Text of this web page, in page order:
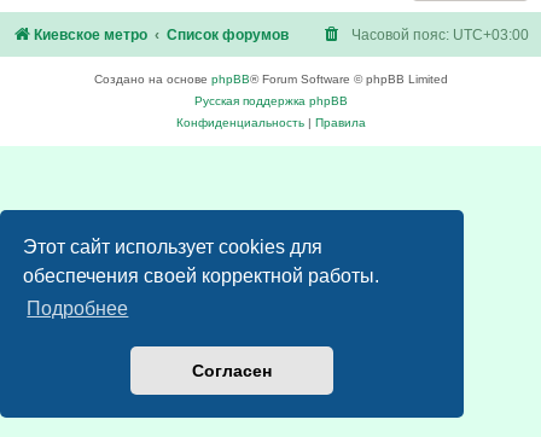
Этот сайт использует cookies для
обеспечения своей корректной работы.
Подробнее
Согласен
Киевское метро Список форумов Часовой пояс: UTC+03:00
Создано на основе phpBB® Forum Software © phpBB Limited
Русская поддержка phpBB
Конфиденциальность| Правила